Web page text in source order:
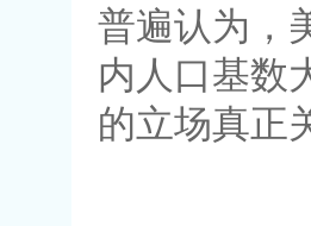
普遍认为，
内人口基数
的立场真正